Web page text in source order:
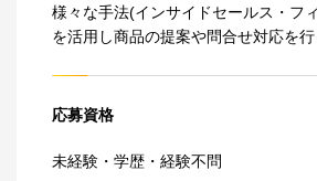
様々な手法(インサイドセールス・フ
を活用し商品の提案や問合せ対応を
応募資格
未経験・学歴・経験不問